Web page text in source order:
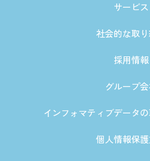
サービス
社会的な取
採用情報
グループ
インフォマティブデータ
個人情報保